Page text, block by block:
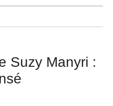
Suzy Manyri :